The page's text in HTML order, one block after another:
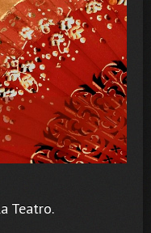
Teatro.